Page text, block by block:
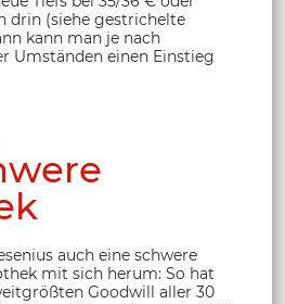
drin (siehe gestrichelte
kann man je nach
Umständen einen Einstieg
auch eine schwere
mit sich herum: So hat
Goodwill aller 30